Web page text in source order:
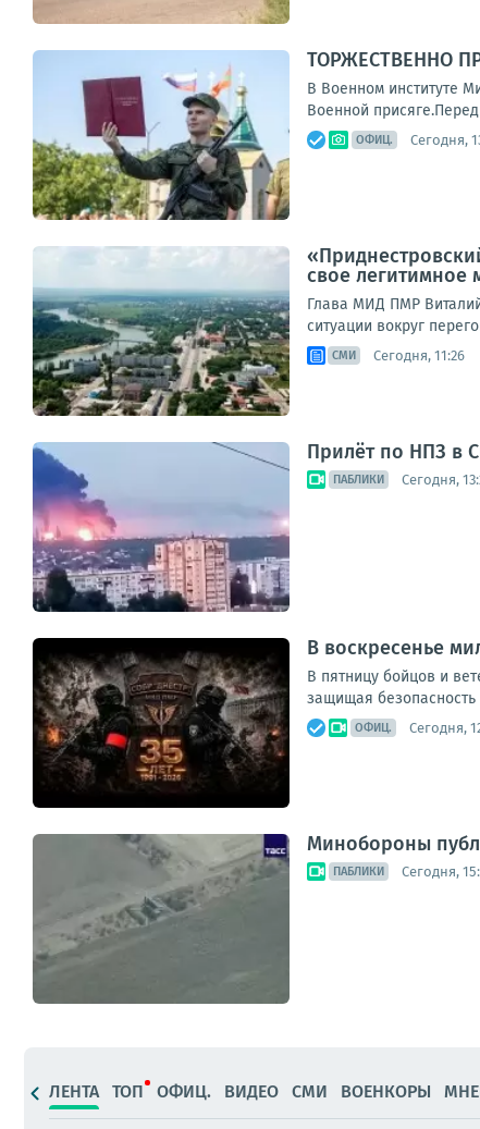
ТОРЖЕСТВЕННО
В Военном институте
Военной
ОФИЦ. Сегодня,
свое легитимное
Глава МИД ПМР
ситуации вокруг
СМИ Сегодня, 11:26
Прилёт по НПЗ в
ПАБЛИКИ Сегодня,
В воскресенье
В пятницу бойцов и
защищая безопасность
ОФИЦ. Сегодня,
Минобороны
ПАБЛИКИ Сегодня,
ЛЕНТА ТОП ОФИЦ. ВИДЕО СМИ ВОЕНКОРЫ